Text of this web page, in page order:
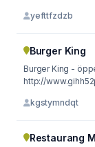
yefttfzdzb
Burger King
Burger King -
http://
kgstymndqt
Restaurang